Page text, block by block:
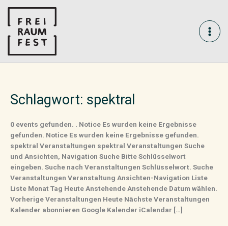
content
Schlagwort: spektral
0 events gefunden. . Notice Es wurden keine Ergebnisse
gefunden. Notice Es wurden keine Ergebnisse gefunden.
spektral Veranstaltungen spektral Veranstaltungen Suche
und Ansichten, Navigation Suche Bitte Schlüsselwort
eingeben. Suche nach Veranstaltungen Schlüsselwort. Suche
Veranstaltungen Veranstaltung Ansichten-Navigation Liste
Liste Monat Tag Heute Anstehende Anstehende Datum wählen.
Vorherige Veranstaltungen Heute Nächste Veranstaltungen
Kalender abonnieren Google Kalender iCalendar […]